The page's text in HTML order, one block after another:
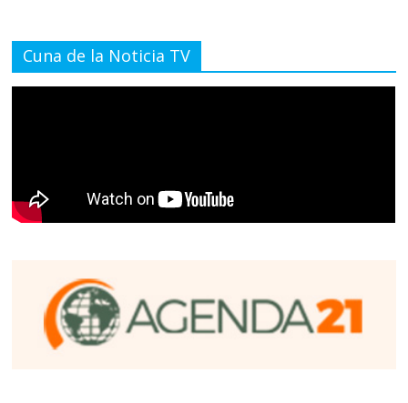
Cuna de la Noticia TV